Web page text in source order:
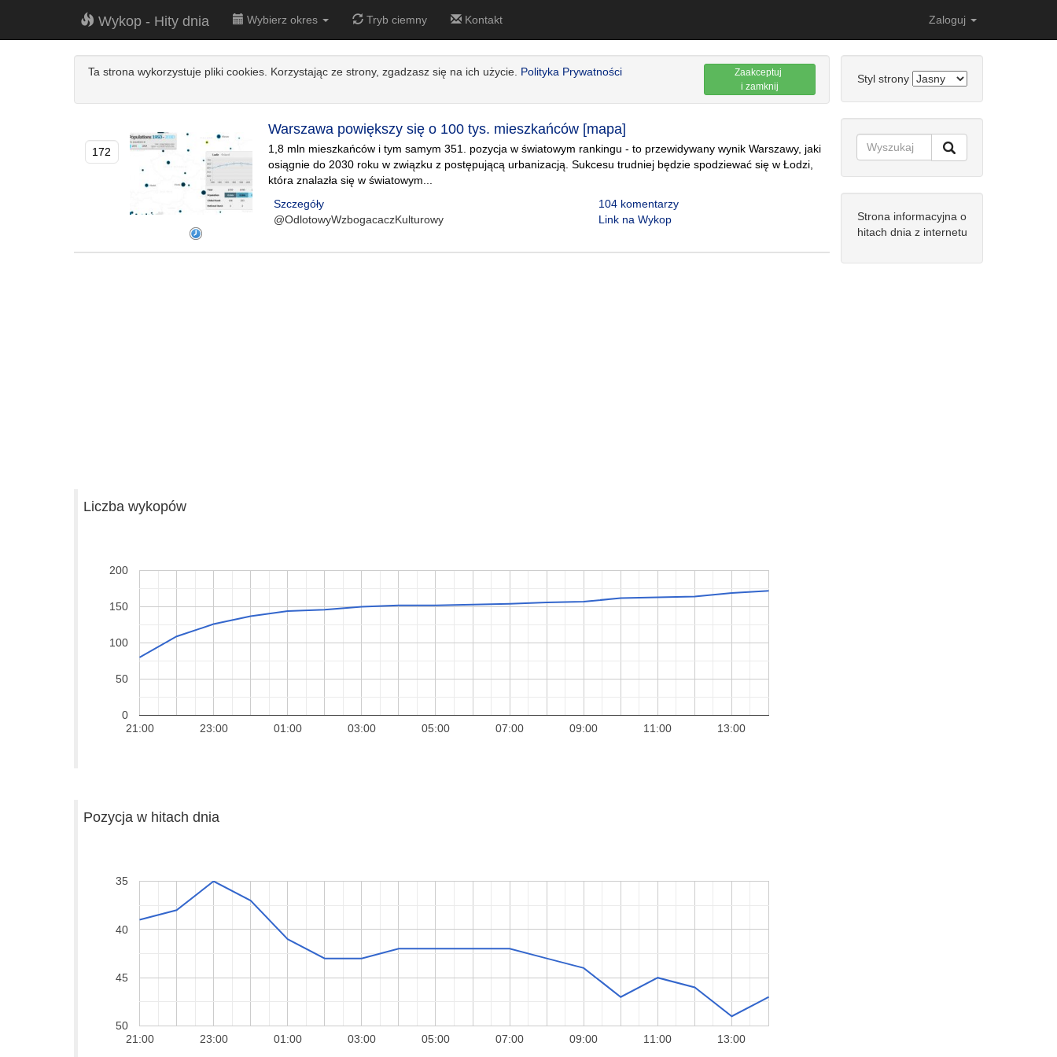
Wykop - Hity dnia Wybierz okres Tryb ciemny Kontakt Zaloguj
Ta strona wykorzystuje pliki cookies. Korzystając ze strony, zgadzasz się na ich użycie. Polityka Prywatności
Zaakceptuj
i zamknij
172
Warszawa powiększy się o 100 tys. mieszkańców [mapa]
1,8 mln mieszkańców i tym samym 351. pozycja w światowym rankingu - to przewidywany wynik Warszawy, jaki
osiągnie do 2030 roku w związku z postępującą urbanizacją. Sukcesu trudniej będzie spodziewać się w Łodzi,
która znalazła się w światowym...
Szczegóły
@OdlotowyWzbogacaczKulturowy
104 komentarzy
Link na Wykop
Liczba wykopów
21:00 23:00 01:00 03:00 05:00 07:00 09:00 11:00 13:00
0
50
100
150
200
Pozycja w hitach dnia
21:00 23:00 01:00 03:00 05:00 07:00 09:00 11:00 13:00
35
40
45
50
Styl strony
Strona informacyjna o
hitach dnia z internetu